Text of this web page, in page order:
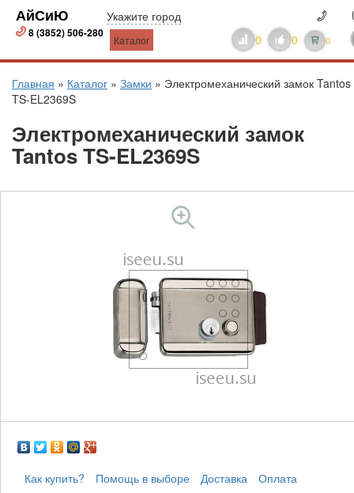
АйСиЮ
8 (3852) 506-280
Укажите город
Каталог 0 0 0
Главная » Каталог » Замки » Электромеханический замок Tantos
TS-EL2369S
Электромеханический замок
Tantos TS-EL2369S
Как купить? Помощь в выборе Доставка Оплата